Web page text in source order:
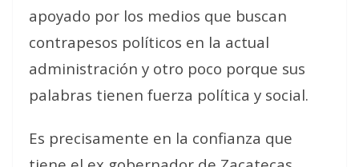
apoyado por los medios que buscan
contrapesos políticos en la actual
administración y otro poco porque sus
palabras tienen fuerza política y social.
Es precisamente en la confianza que